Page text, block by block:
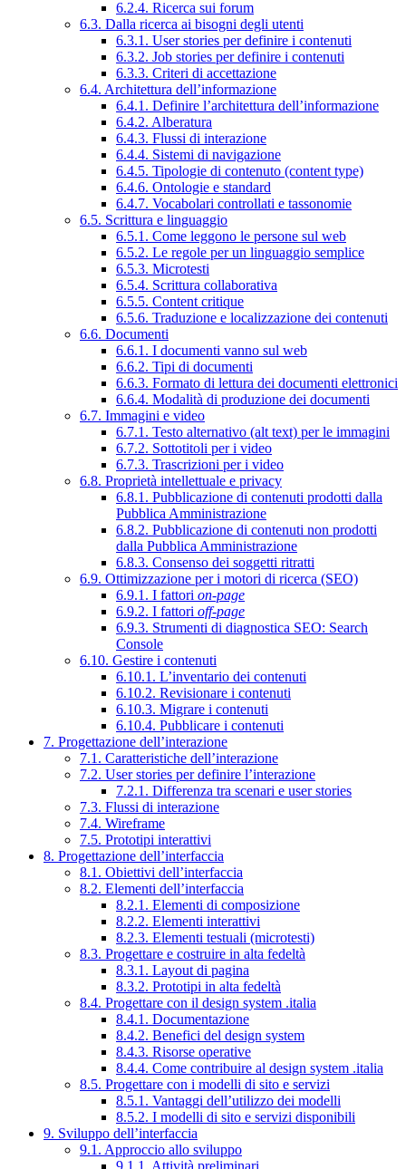
6.2.4. Ricerca sui forum
6.3. Dalla ricerca ai bisogni degli utenti
6.3.1. User stories per definire i contenuti
6.3.2. Job stories per definire i contenuti
6.3.3. Criteri di accettazione
6.4. Architettura dell’informazione
6.4.1. Definire l’architettura dell’informazione
6.4.2. Alberatura
6.4.3. Flussi di interazione
6.4.4. Sistemi di navigazione
6.4.5. Tipologie di contenuto (content type)
6.4.6. Ontologie e standard
6.4.7. Vocabolari controllati e tassonomie
6.5. Scrittura e linguaggio
6.5.1. Come leggono le persone sul web
6.5.2. Le regole per un linguaggio semplice
6.5.3. Microtesti
6.5.4. Scrittura collaborativa
6.5.5. Content critique
6.5.6. Traduzione e localizzazione dei contenuti
6.6. Documenti
6.6.1. I documenti vanno sul web
6.6.2. Tipi di documenti
6.6.3. Formato di lettura dei documenti elettronici
6.6.4. Modalità di produzione dei documenti
6.7. Immagini e video
6.7.1. Testo alternativo (alt text) per le immagini
6.7.2. Sottotitoli per i video
6.7.3. Trascrizioni per i video
6.8. Proprietà intellettuale e privacy
6.8.1. Pubblicazione di contenuti prodotti dalla
Pubblica Amministrazione
6.8.2. Pubblicazione di contenuti non prodotti
dalla Pubblica Amministrazione
6.8.3. Consenso dei soggetti ritratti
6.9. Ottimizzazione per i motori di ricerca (SEO)
6.9.1. I fattori on-page
6.9.2. I fattori off-page
6.9.3. Strumenti di diagnostica SEO: Search
Console
6.10. Gestire i contenuti
6.10.1. L’inventario dei contenuti
6.10.2. Revisionare i contenuti
6.10.3. Migrare i contenuti
6.10.4. Pubblicare i contenuti
7. Progettazione dell’interazione
7.1. Caratteristiche dell’interazione
7.2. User stories per definire l’interazione
7.2.1. Differenza tra scenari e user stories
7.3. Flussi di interazione
7.4. Wireframe
7.5. Prototipi interattivi
8. Progettazione dell’interfaccia
8.1. Obiettivi dell’interfaccia
8.2. Elementi dell’interfaccia
8.2.1. Elementi di composizione
8.2.2. Elementi interattivi
8.2.3. Elementi testuali (microtesti)
8.3. Progettare e costruire in alta fedeltà
8.3.1. Layout di pagina
8.3.2. Prototipi in alta fedeltà
8.4. Progettare con il design system .italia
8.4.1. Documentazione
8.4.2. Benefici del design system
8.4.3. Risorse operative
8.4.4. Come contribuire al design system .italia
8.5. Progettare con i modelli di sito e servizi
8.5.1. Vantaggi dell’utilizzo dei modelli
8.5.2. I modelli di sito e servizi disponibili
9. Sviluppo dell’interfaccia
9.1. Approccio allo sviluppo
9.1.1. Attività preliminari